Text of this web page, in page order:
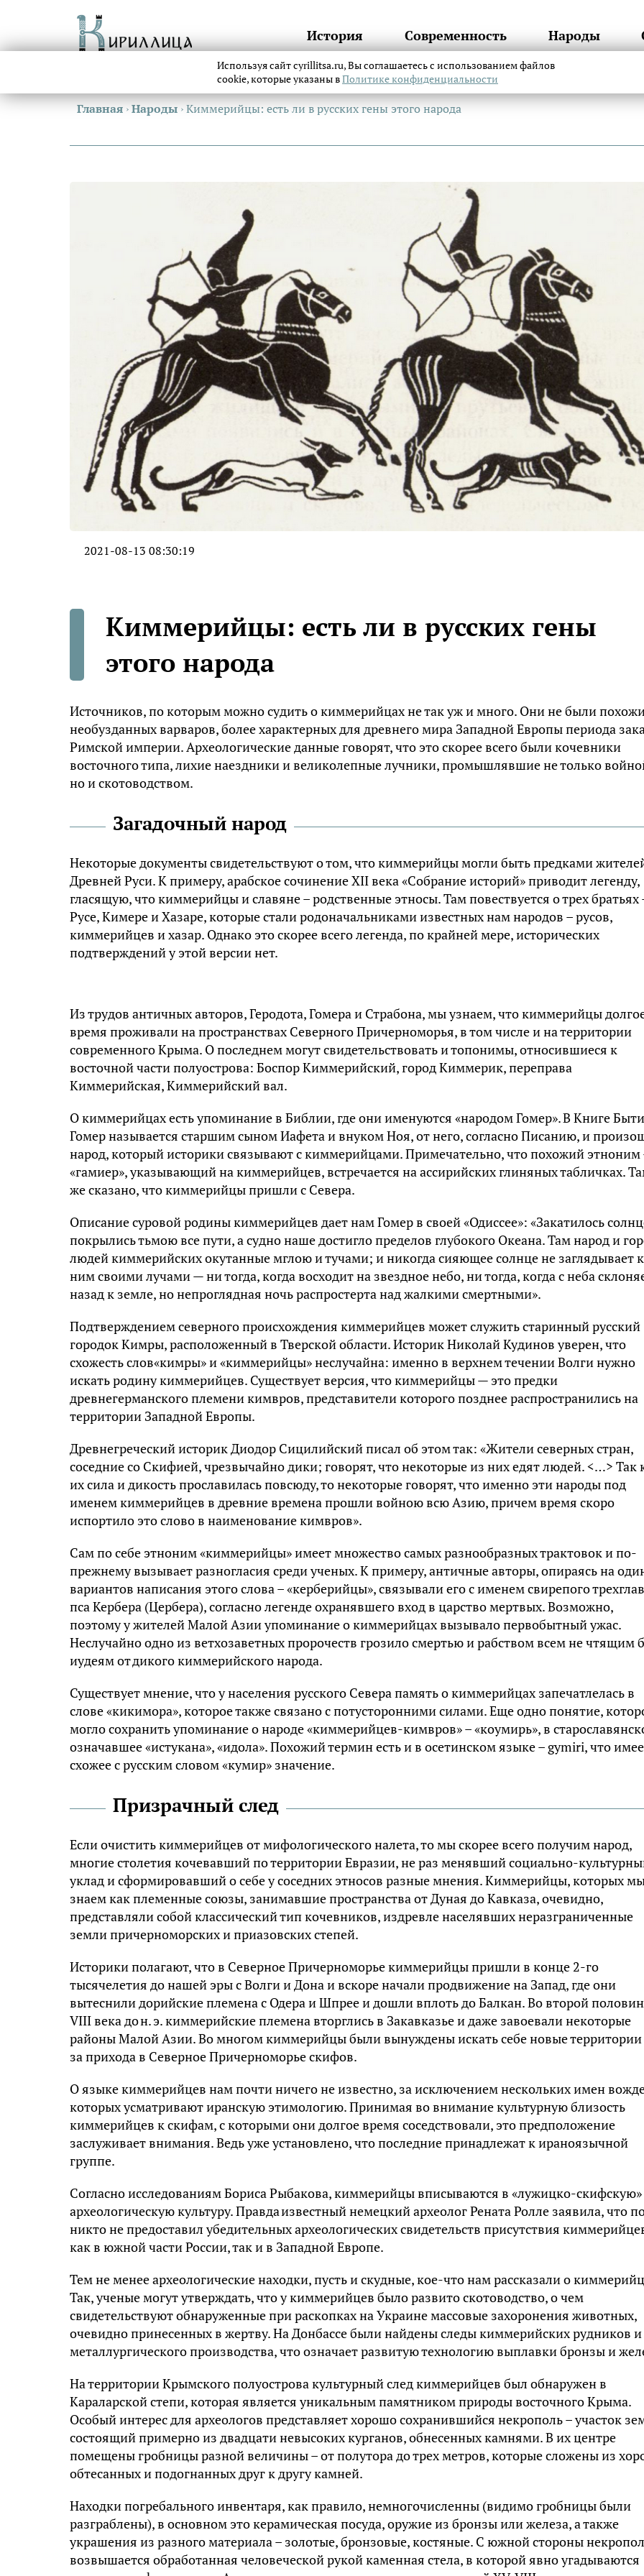
История Современность Народы
Главная ›Народы ›Киммерийцы: есть ли в русских гены этого народа
2021-08-13 08:30:19
Киммерийцы: есть ли в русских гены
этого народа
Источников, по которым можно судить о киммерийцах не так уж и много. Они не были
необузданных варваров, более характерных для древнего мира Западной Европы периода
Римской империи. Археологические данные говорят, что это скорее всего были кочевники
восточного типа, лихие наездники и великолепные лучники, промышлявшие не только
но и скотоводством.
Загадочный народ
Некоторые документы свидетельствуют о том, что киммерийцы могли быть предками
Древней Руси. К примеру, арабское сочинение XII века «Собрание историй» приводит легенду,
гласящую, что киммерийцы и славяне – родственные этносы. Там повествуется о трех братьях
Русе, Кимере и Хазаре, которые стали родоначальниками известных нам народов – русов,
киммерийцев и хазар. Однако это скорее всего легенда, по крайней мере, исторических
подтверждений у этой версии нет.
Из трудов античных авторов, Геродота, Гомера и Страбона, мы узнаем, что киммерийцы
время проживали на пространствах Северного Причерноморья, в том числе и на территории
современного Крыма. О последнем могут свидетельствовать и топонимы, относившиеся к
восточной части полуострова: Боспор Киммерийский, город Киммерик, переправа
Киммерийская, Киммерийский вал.
О киммерийцах есть упоминание в Библии, где они именуются «народом Гомер». В Книге
Гомер называется старшим сыном Иафета и внуком Ноя, от него, согласно Писанию, и
народ, который историки связывают с киммерийцами. Примечательно, что похожий этноним
«гамиер», указывающий на киммерийцев, встречается на ассирийских глиняных табличках.
же сказано, что киммерийцы пришли с Севера.
Описание суровой родины киммерийцев дает нам Гомер в своей «Одиссее»: «Закатилось
покрылись тьмою все пути, а судно наше достигло пределов глубокого Океана. Там народ и
людей киммерийских окутанные мглою и тучами; и никогда сияющее солнце не заглядывает к
ним своими лучами — ни тогда, когда восходит на звездное небо, ни тогда, когда с неба
назад к земле, но непроглядная ночь распростерта над жалкими смертными».
Подтверждением северного происхождения киммерийцев может служить старинный русский
городок Кимры, расположенный в Тверской области. Историк Николай Кудинов уверен, что
схожесть слов«кимры» и «киммерийцы» неслучайна: именно в верхнем течении Волги нужно
искать родину киммерийцев. Существует версия, что киммерийцы — это предки
древнегерманского племени кимвров, представители которого позднее распространились на
территории Западной Европы.
Древнегреческий историк Диодор Сицилийский писал об этом так: «Жители северных стран,
соседние со Скифией, чрезвычайно дики; говорят, что некоторые из них едят людей. <…> Так
их сила и дикость прославилась повсюду, то некоторые говорят, что именно эти народы под
именем киммерийцев в древние времена прошли войною всю Азию, причем время скоро
испортило это слово в наименование кимвров».
Сам по себе этноним «киммерийцы» имеет множество самых разнообразных трактовок и по-
прежнему вызывает разногласия среди ученых. К примеру, античные авторы, опираясь на
вариантов написания этого слова – «керберийцы», связывали его с именем свирепого
пса Кербера (Цербера), согласно легенде охранявшего вход в царство мертвых. Возможно,
поэтому у жителей Малой Азии упоминание о киммерийцах вызывало первобытный ужас.
Неслучайно одно из ветхозаветных пророчеств грозило смертью и рабством всем не чтящим
иудеям от дикого киммерийского народа.
Существует мнение, что у населения русского Севера память о киммерийцах запечатлелась в
слове «кикимора», которое также связано с потусторонними силами. Еще одно понятие,
могло сохранить упоминание о народе «киммерийцев-кимвров» – «коумирь», в
означавшее «истукана», «идола». Похожий термин есть и в осетинском языке – gymiri, что
схожее с русским словом «кумир» значение.
Призрачный след
Если очистить киммерийцев от мифологического налета, то мы скорее всего получим народ,
многие столетия кочевавший по территории Евразии, не раз менявший социально-
уклад и сформировавший о себе у соседних этносов разные мнения. Киммерийцы, которых
знаем как племенные союзы, занимавшие пространства от Дуная до Кавказа, очевидно,
представляли собой классический тип кочевников, издревле населявших неразграниченные
земли причерноморских и приазовских степей.
Историки полагают, что в Северное Причерноморье киммерийцы пришли в конце 2-го
тысячелетия до нашей эры с Волги и Дона и вскоре начали продвижение на Запад, где они
вытеснили дорийские племена с Одера и Шпрее и дошли вплоть до Балкан. Во второй
VIII века до н. э. киммерийские племена вторглись в Закавказье и даже завоевали некоторые
районы Малой Азии. Во многом киммерийцы были вынуждены искать себе новые
за прихода в Северное Причерноморье скифов.
О языке киммерийцев нам почти ничего не известно, за исключением нескольких имен
которых усматривают иранскую этимологию. Принимая во внимание культурную близость
киммерийцев к скифам, с которыми они долгое время соседствовали, это предположение
заслуживает внимания. Ведь уже установлено, что последние принадлежат к ираноязычной
группе.
Согласно исследованиям Бориса Рыбакова, киммерийцы вписываются в «лужицко-скифскую»
археологическую культуру. Правда известный немецкий археолог Рената Ролле заявила, что
никто не предоставил убедительных археологических свидетельств присутствия
как в южной части России, так и в Западной Европе.
Тем не менее археологические находки, пусть и скудные, кое-что нам рассказали о
Так, ученые могут утверждать, что у киммерийцев было развито скотоводство, о чем
свидетельствуют обнаруженные при раскопках на Украине массовые захоронения животных,
очевидно принесенных в жертву. На Донбассе были найдены следы киммерийских рудников и
металлургического производства, что означает развитую технологию выплавки бронзы и
На территории Крымского полуострова культурный след киммерийцев был обнаружен в
Караларской степи, которая является уникальным памятником природы восточного Крыма.
Особый интерес для археологов представляет хорошо сохранившийся некрополь – участок
состоящий примерно из двадцати невысоких курганов, обнесенных камнями. В их центре
помещены гробницы разной величины – от полутора до трех метров, которые сложены из
обтесанных и подогнанных друг к другу камней.
Находки погребального инвентаря, как правило, немногочисленны (видимо гробницы были
разграблены), в основном это керамическая посуда, оружие из бронзы или железа, а также
украшения из разного материала – золотые, бронзовые, костяные. С южной стороны
возвышается обработанная человеческой рукой каменная стела, в которой явно угадываются
Используя сайт cyrillitsa.ru, Вы соглашаетесь с использованием файлов
cookie, которые указаны вПолитике конфиденциальности